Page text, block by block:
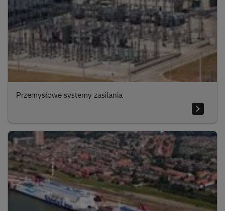
Przemysłowe systemy zasilania